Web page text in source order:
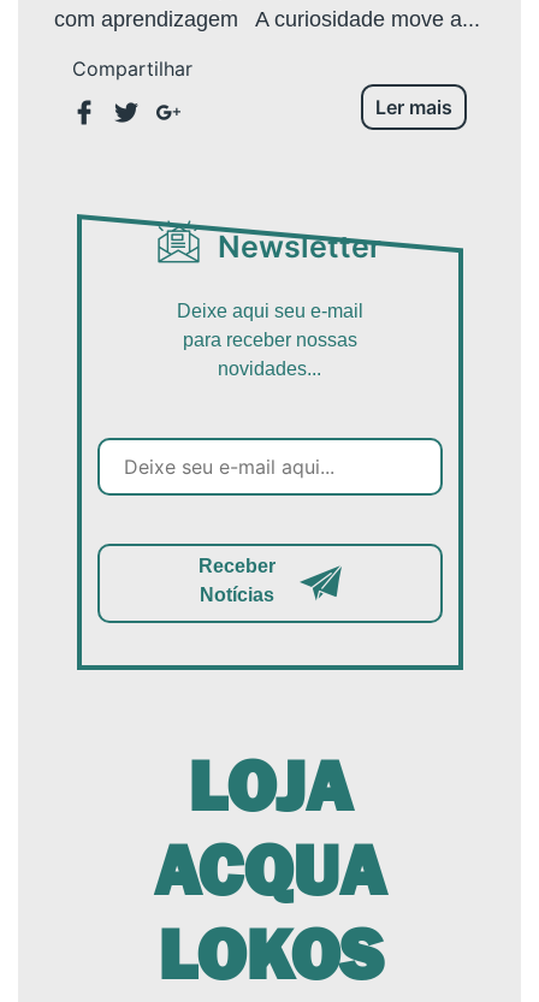
com aprendizagem A curiosidade move a...
Compartilhar
Ler mais
Newsletter
Deixe aqui seu e-mail
para receber nossas
novidades...
Receber
Notícias
LOJA
ACQUA
LOKOS